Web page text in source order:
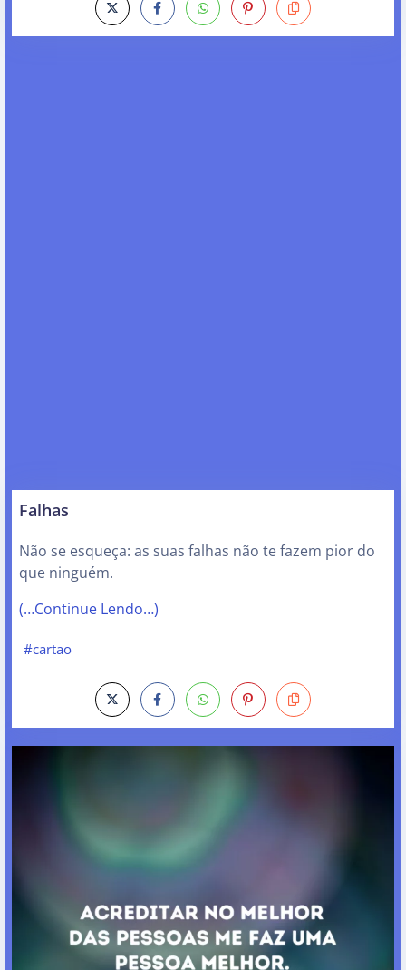
Falhas
Não se esqueça: as suas falhas não te fazem pior do
que ninguém.
(…Continue Lendo…)
#cartao